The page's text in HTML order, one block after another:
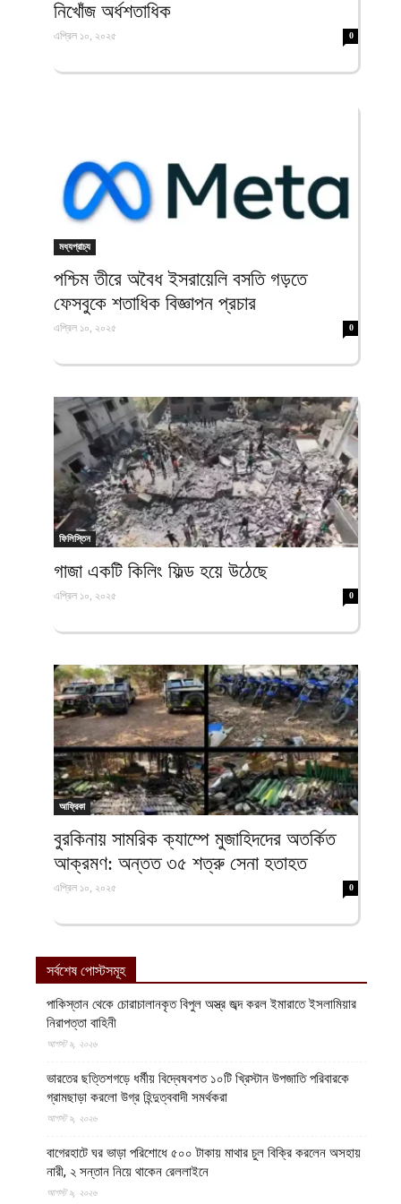
নিখোঁজ অর্ধশতাধিক
এপ্রিল ১০, ২০২৫ 0
মধ্যপ্রাচ্য
পশ্চিম তীরে অবৈধ ইসরায়েলি বসতি গড়তে
ফেসবুকে শতাধিক বিজ্ঞাপন প্রচার
এপ্রিল ১০, ২০২৫ 0
ফিলিস্তিন
গাজা একটি কিলিং ফিল্ড হয়ে উঠেছে
এপ্রিল ১০, ২০২৫ 0
আফ্রিকা
বুরকিনায় সামরিক ক্যাম্পে মুজাহিদদের অতর্কিত
আক্রমণ: অন্তত ৩৫ শত্রু সেনা হতাহত
এপ্রিল ১০, ২০২৫ 0
সর্বশেষ পোস্টসমূহ
পাকিস্তান থেকে চোরাচালানকৃত বিপুল অস্ত্র জব্দ করল ইমারাতে ইসলামিয়ার
নিরাপত্তা বাহিনী
আগস্ট ৯, ২০২৬
ভারতের ছত্তিশগড়ে ধর্মীয় বিদ্বেষবশত ১০টি খ্রিস্টান উপজাতি পরিবারকে
গ্রামছাড়া করলো উগ্র হিন্দুত্ববাদী সমর্থকরা
আগস্ট ৯, ২০২৬
বাগেরহাটে ঘর ভাড়া পরিশোধে ৫০০ টাকায় মাথার চুল বিক্রি করলেন অসহায়
নারী, ২ সন্তান নিয়ে থাকেন রেললাইনে
আগস্ট ৯, ২০২৬